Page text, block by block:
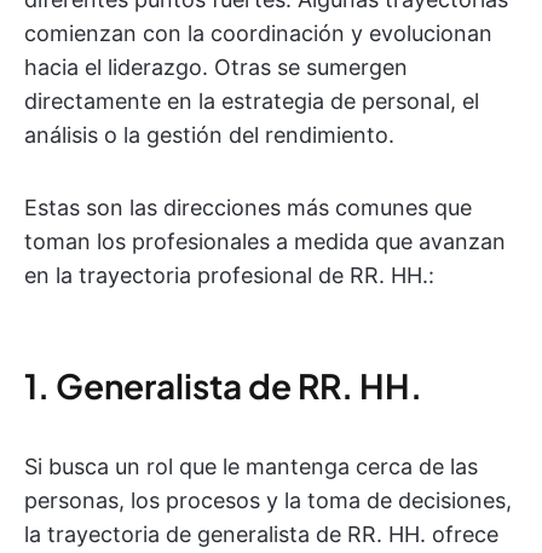
comienzan con la coordinación y evolucionan
hacia el liderazgo. Otras se sumergen
directamente en la estrategia de personal, el
análisis o la gestión del rendimiento.
Estas son las direcciones más comunes que
toman los profesionales a medida que avanzan
en la trayectoria profesional de RR. HH.:
1. Generalista de RR. HH.
Si busca un rol que le mantenga cerca de las
personas, los procesos y la toma de decisiones,
la trayectoria de generalista de RR. HH. ofrece